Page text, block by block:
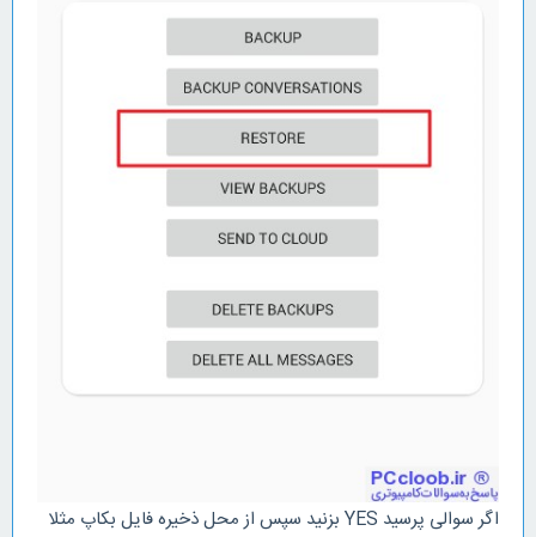
اگر سوالی پرسید YES بزنید سپس از محل ذخیره فایل بکاپ مثلا